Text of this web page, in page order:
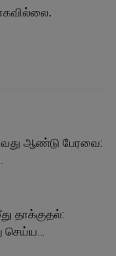
வது ஆண்டு பேரவை:
தாக்குதல்:
செய்ய...